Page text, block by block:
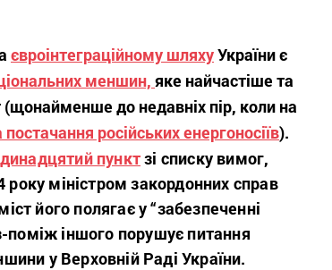
євроінтеграційному шляхуУкраїни є
меншин, яке найчастіше та
до недавніх пір, коли на
російських енергоносіїв).
пунктзі списку вимог,
року міністром закордонних справ
його полягає у “забезпеченні
поміж іншого порушує питання
у Верховній Раді України.